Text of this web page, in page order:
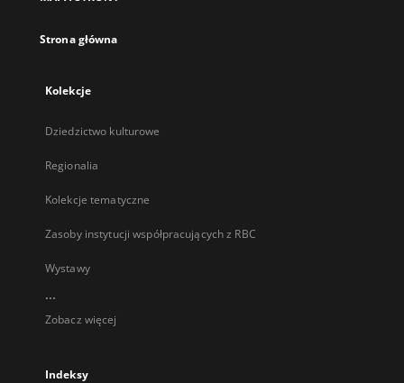
Strona główna
Kolekcje
Dziedzictwo kulturowe
Regionalia
Kolekcje tematyczne
Zasoby instytucji współpracujących z RBC
Wystawy
...
Zobacz więcej
Indeksy